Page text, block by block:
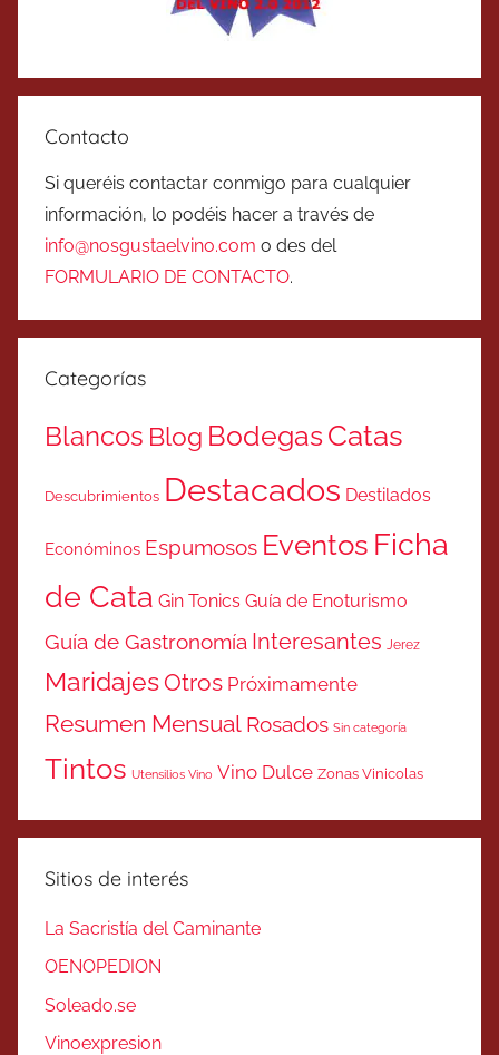
Contacto
Si queréis contactar conmigo para cualquier
información, lo podéis hacer a través de
info@nosgustaelvino.com o des del
FORMULARIO DE CONTACTO.
Categorías
Blancos Blog BodegasCatas
Descubrimientos Destacados Destilados
Económinos Espumosos Eventos Ficha
de Cata Gin Tonics Guía de Enoturismo
Guía de Gastronomía Interesantes Jerez
MaridajesOtros Próximamente
Resumen Mensual Rosados Sin categoría
Tintos Utensilios Vino Vino Dulce Zonas Vinicolas
Sitios de interés
La Sacristía del Caminante
OENOPEDION
Soleado.se
Vinoexpresion